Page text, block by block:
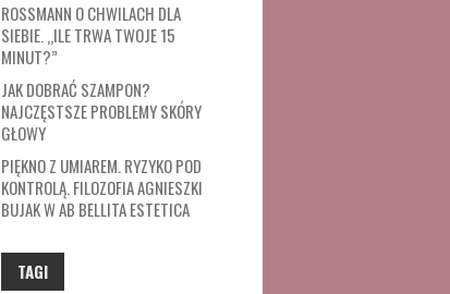
ROSSMANN O CHWILACH DLA
SIEBIE. „ILE TRWA TWOJE 15
MINUT?”
JAK DOBRAĆ SZAMPON?
NAJCZĘSTSZE PROBLEMY SKÓRY
GŁOWY
PIĘKNO Z UMIAREM. RYZYKO POD
KONTROLĄ. FILOZOFIA AGNIESZKI
BUJAK W AB BELLITA ESTETICA
TAGI